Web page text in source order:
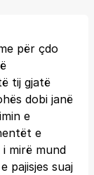
për çdo
tij gjatë
dobi janë
e
e
mirë mund
pajisjes suaj